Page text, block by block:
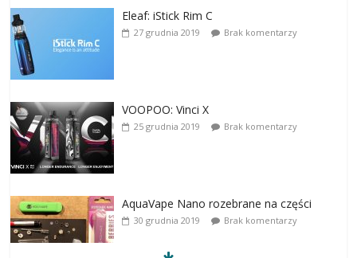
Eleaf: iStick Rim C
27 grudnia 2019 Brak komentarzy
VOOPOO: Vinci X
25 grudnia 2019 Brak komentarzy
AquaVape Nano rozebrane na części
30 grudnia 2019 Brak komentarzy